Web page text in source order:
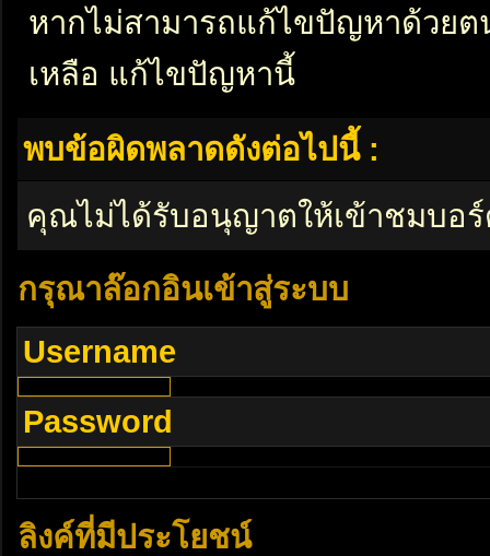
หากไม่สามารถแก้ไขปัญหาด้วย
เหลือ แก้ไขปัญหานี้
พบข้อผิดพลาดดังต่อไปนี้ :
คุณไม่ได้รับอนุญาตให้เข้าชมบอ
กรุณาล๊อกอินเข้าสู่ระบบ
Username
Password
ลิงค์ที่มีประโยชน์